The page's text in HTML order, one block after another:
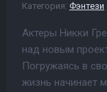
Категория: Фэнтези
Актеры Никки
над новым
Погружаясь в
жизнь начинает